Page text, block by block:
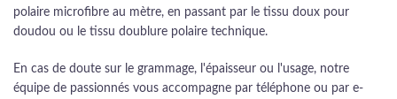
polaire microfibre au mètre, en passant par le tissu doux pour
doudou ou le tissu doublure polaire technique.
En cas de doute sur le grammage, l'épaisseur ou l'usage, notre
équipe de passionnés vous accompagne par téléphone ou par e-